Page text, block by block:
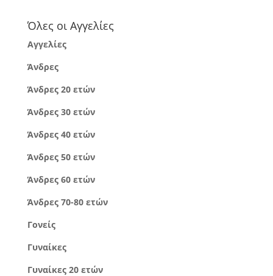
Όλες οι Αγγελίες
Αγγελίες
Άνδρες
Άνδρες 20 ετών
Άνδρες 30 ετών
Άνδρες 40 ετών
Άνδρες 50 ετών
Άνδρες 60 ετών
Άνδρες 70-80 ετών
Γονείς
Γυναίκες
Γυναίκες 20 ετών